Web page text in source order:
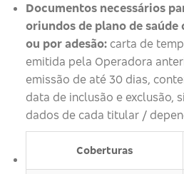
Documentos necessários
oriundos de plano de
ou por adesão:carta de
emitida pela Operadora
emissão de até 30 dias,
data de inclusão e exclusão,
dados de cada titular /
Coberturas